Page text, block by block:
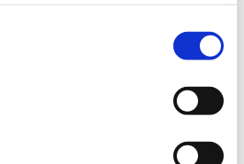
de Portugal,
Hifas da Terra, AFG-
del Noroeste.